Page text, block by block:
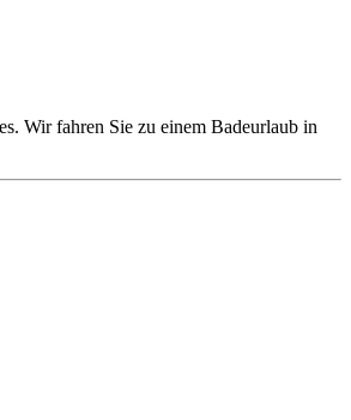
Wir fahren Sie zu einem Badeurlaub in